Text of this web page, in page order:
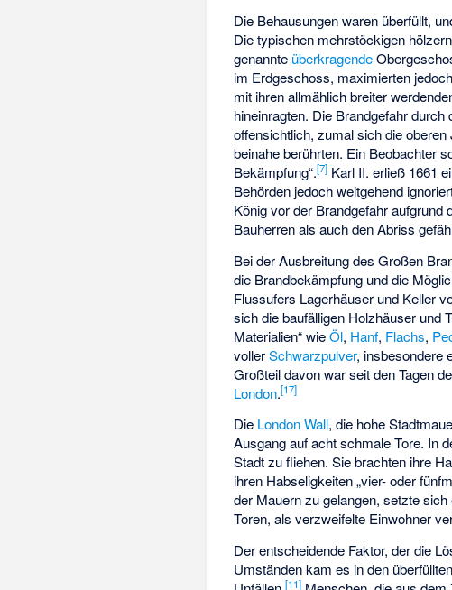
Die Behausungen waren überfüllt,
Die typischen mehrstöckigen
genannte überkragende
im Erdgeschoss, maximierten
mit ihren allmählich breiter
hineinragten. Die Brandgefahr
offensichtlich, zumal sich die
beinahe berührten. Ein Beobachter
Bekämpfung“.[7] Karl II. erließ 1661
Behörden jedoch weitgehend
König vor der Brandgefahr
Bauherren als auch den Abriss
Bei der Ausbreitung des Großen
die Brandbekämpfung und die
Flussufers Lagerhäuser und Keller
sich die baufälligen Holzhäuser und
Materialien“ wieÖl, Hanf, Flachs,
vollerSchwarzpulver, insbesondere
Großteil davon war seit den Tagen
London.[17]
Die London Wall, die hohe
Ausgang auf acht schmale Tore. In
Stadt zu fliehen. Sie brachten ihre
ihren Habseligkeiten „vier- oder
der Mauern zu gelangen, setzte
Toren, als verzweifelte Einwohner
Der entscheidende Faktor, der die
Umständen kam es in den
[11]